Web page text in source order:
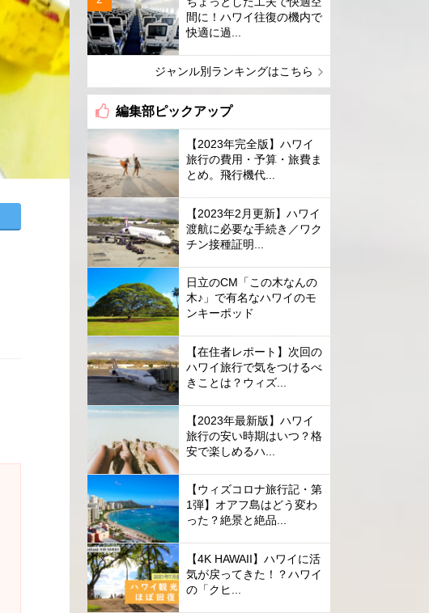
間に！ハワイ往復の機内で
快適に過...
ジャンル別ランキングはこちら
編集部ピックアップ
【2023年完全版】ハワイ
旅行の費用・予算・旅費ま
とめ。飛行機代...
【2023年2月更新】ハワイ
渡航に必要な手続き／ワク
チン接種証明...
日立のCM「この木なんの
木♪」で有名なハワイのモ
ンキーポッド
【在住者レポート】次回の
ハワイ旅行で気をつけるべ
きことは？ウィズ...
【2023年最新版】ハワイ
旅行の安い時期はいつ？格
安で楽しめるハ...
【ウィズコロナ旅行記・第
1弾】オアフ島はどう変わ
った？絶景と絶品...
【4K HAWAII】ハワイに活
気が戻ってきた！？ハワイ
の「クヒ...